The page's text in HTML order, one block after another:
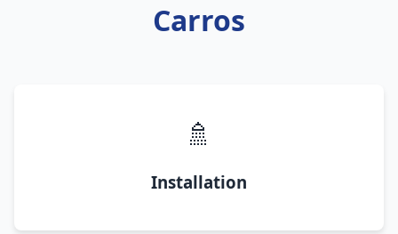
Carros
🚿
Installation